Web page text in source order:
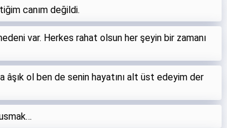
canım değildi.
var. Herkes rahat olsun her şeyin bir zamanı
ol ben de senin hayatını alt üst edeyim der